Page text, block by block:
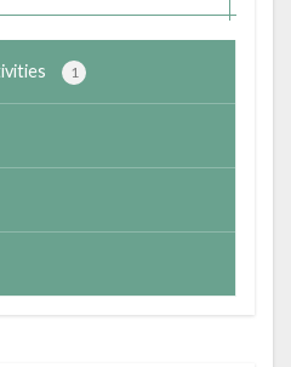
1